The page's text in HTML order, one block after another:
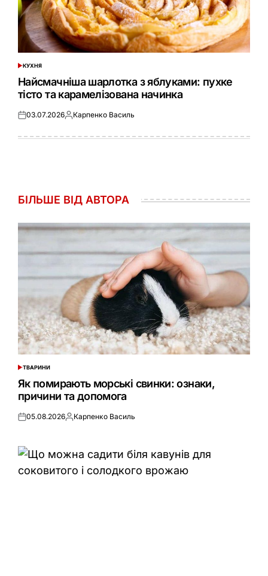
ОПУБЛІКУВАТИ
У
КУХНЯ
Найсмачніша шарлотка з яблуками: пухке
тісто та карамелізована начинка
Оприлюднено
03.07.2026Опубліковано
Карпенко Василь
БІЛЬШЕ ВІД АВТОРА
ОПУБЛІКУВАТИ
ТВАРИНИ
Як помирають морські свинки: ознаки,
причини та допомога
Оприлюднено
05.08.2026Опубліковано
Карпенко Василь